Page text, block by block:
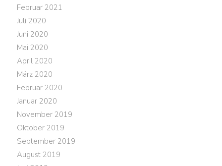
Februar 2021
Juli 2020
Juni 2020
Mai 2020
April 2020
März 2020
Februar 2020
Januar 2020
November 2019
Oktober 2019
September 2019
August 2019